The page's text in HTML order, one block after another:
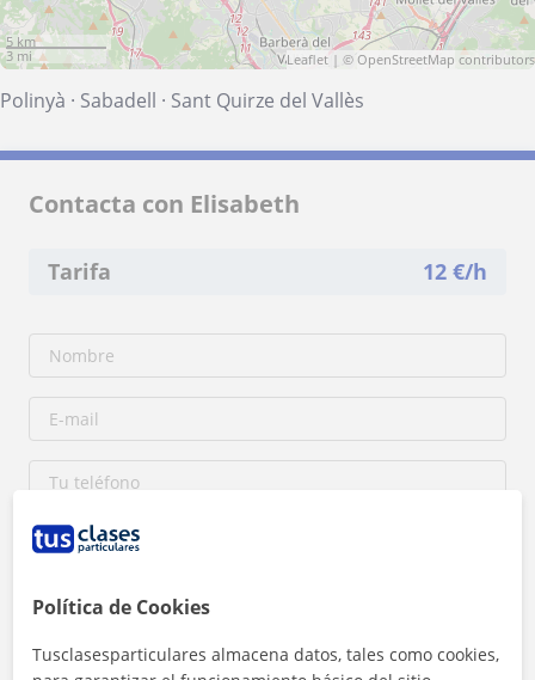
5 km
3 mi
Leaflet | © OpenStreetMap contributors
Polinyà · Sabadell · Sant Quirze del Vallès
Contacta con Elisabeth
Tarifa 12 €/h
Política de Cookies
Tusclasesparticulares almacena datos, tales como cookies,